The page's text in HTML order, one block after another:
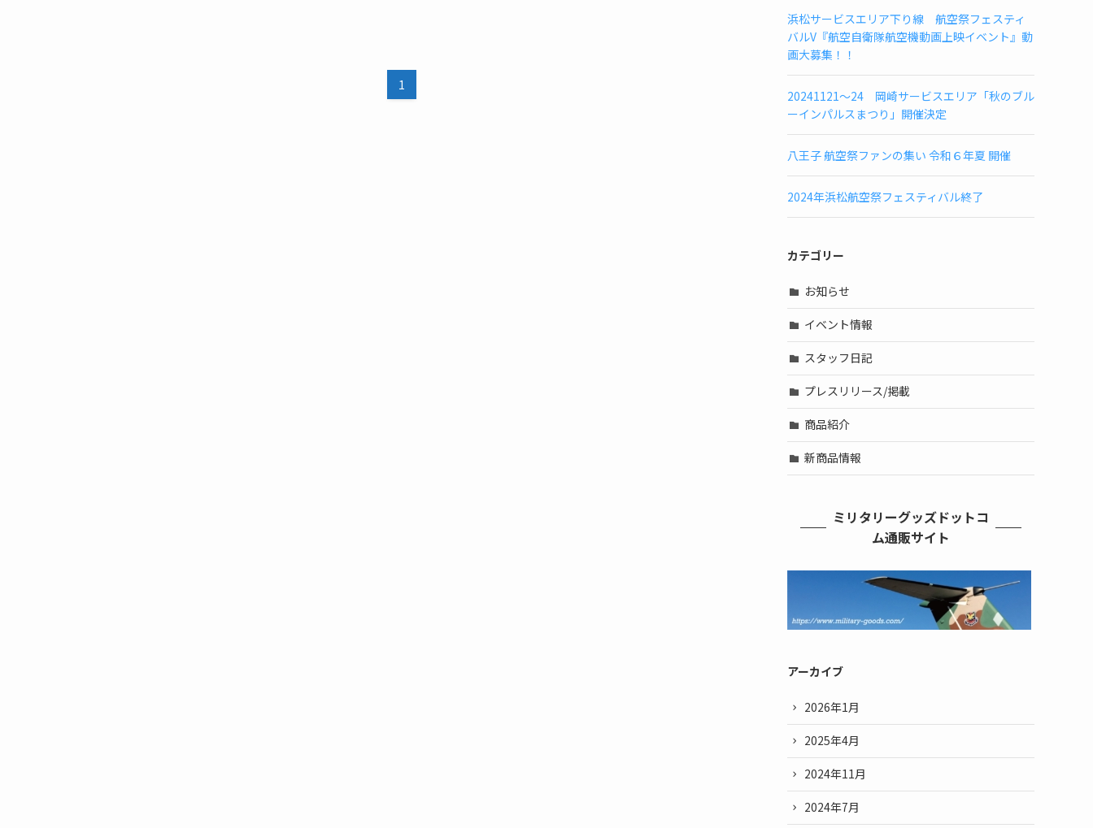
1
浜松サービスエリア下り線 航空祭フェスティ
バルV『航空自衛隊航空機動画上映イベント』動
画大募集！！
20241121～24 岡崎サービスエリア「秋のブル
ーインパルスまつり」開催決定
八王子 航空祭ファンの集い 令和６年夏 開催
2024年浜松航空祭フェスティバル終了
カテゴリー
お知らせ
イベント情報
スタッフ日記
プレスリリース/掲載
商品紹介
新商品情報
ミリタリーグッズドットコ
ム通販サイト
アーカイブ
2026年1月
2025年4月
2024年11月
2024年7月